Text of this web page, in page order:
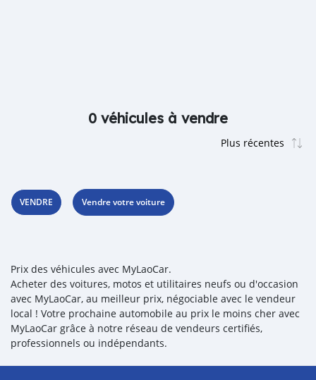
0 véhicules à vendre
VENDRE Vendre votre voiture
Prix des véhicules avec MyLaoCar.
Acheter des voitures, motos et utilitaires neufs ou d'occasion
avec MyLaoCar, au meilleur prix, négociable avec le vendeur
local ! Votre prochaine automobile au prix le moins cher avec
MyLaoCar grâce à notre réseau de vendeurs certifiés,
professionnels ou indépendants.